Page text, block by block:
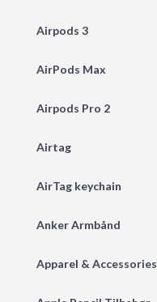
Airpods 3
AirPods Max
Airpods Pro 2
Airtag
AirTag keychain
Anker Armbånd
Apparel & Accessories